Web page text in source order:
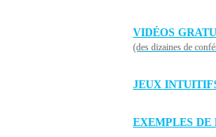
VIDÉOS
(des dizaines de
JEUX
EXEMPLES DE